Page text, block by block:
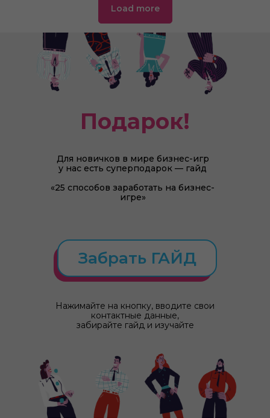
Load more
Для новичков в мире бизнес-игр
у нас есть суперподарок — гайд
«25 способов заработать на бизнес-
игре»
Забрать ГАЙД
Нажимайте на кнопку, вводите свои
контактные данные,
забирайте гайд и изучайте
Подарок!